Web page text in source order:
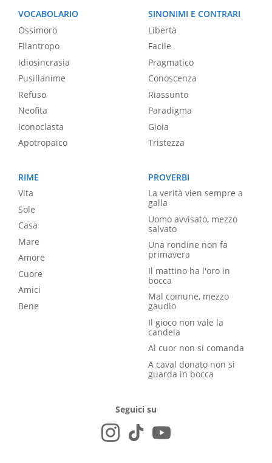
VOCABOLARIO
Ossimoro
Filantropo
Idiosincrasia
Pusillanime
Refuso
Neofita
Iconoclasta
Apotropaico
SINONIMI E CONTRARI
Libertà
Facile
Pragmatico
Conoscenza
Riassunto
Paradigma
Gioia
Tristezza
RIME
Vita
Sole
Casa
Mare
Amore
Cuore
Amici
Bene
PROVERBI
La verità vien sempre a
galla
Uomo avvisato, mezzo
salvato
Una rondine non fa
primavera
Il mattino ha l'oro in
bocca
Mal comune, mezzo
gaudio
Il gioco non vale la
candela
Al cuor non si comanda
A caval donato non si
guarda in bocca
Seguici su